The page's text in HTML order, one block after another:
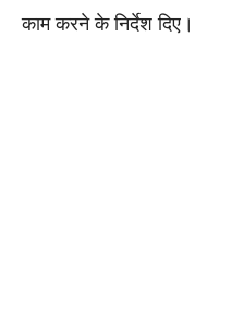
काम करने के निर्देश दिए।